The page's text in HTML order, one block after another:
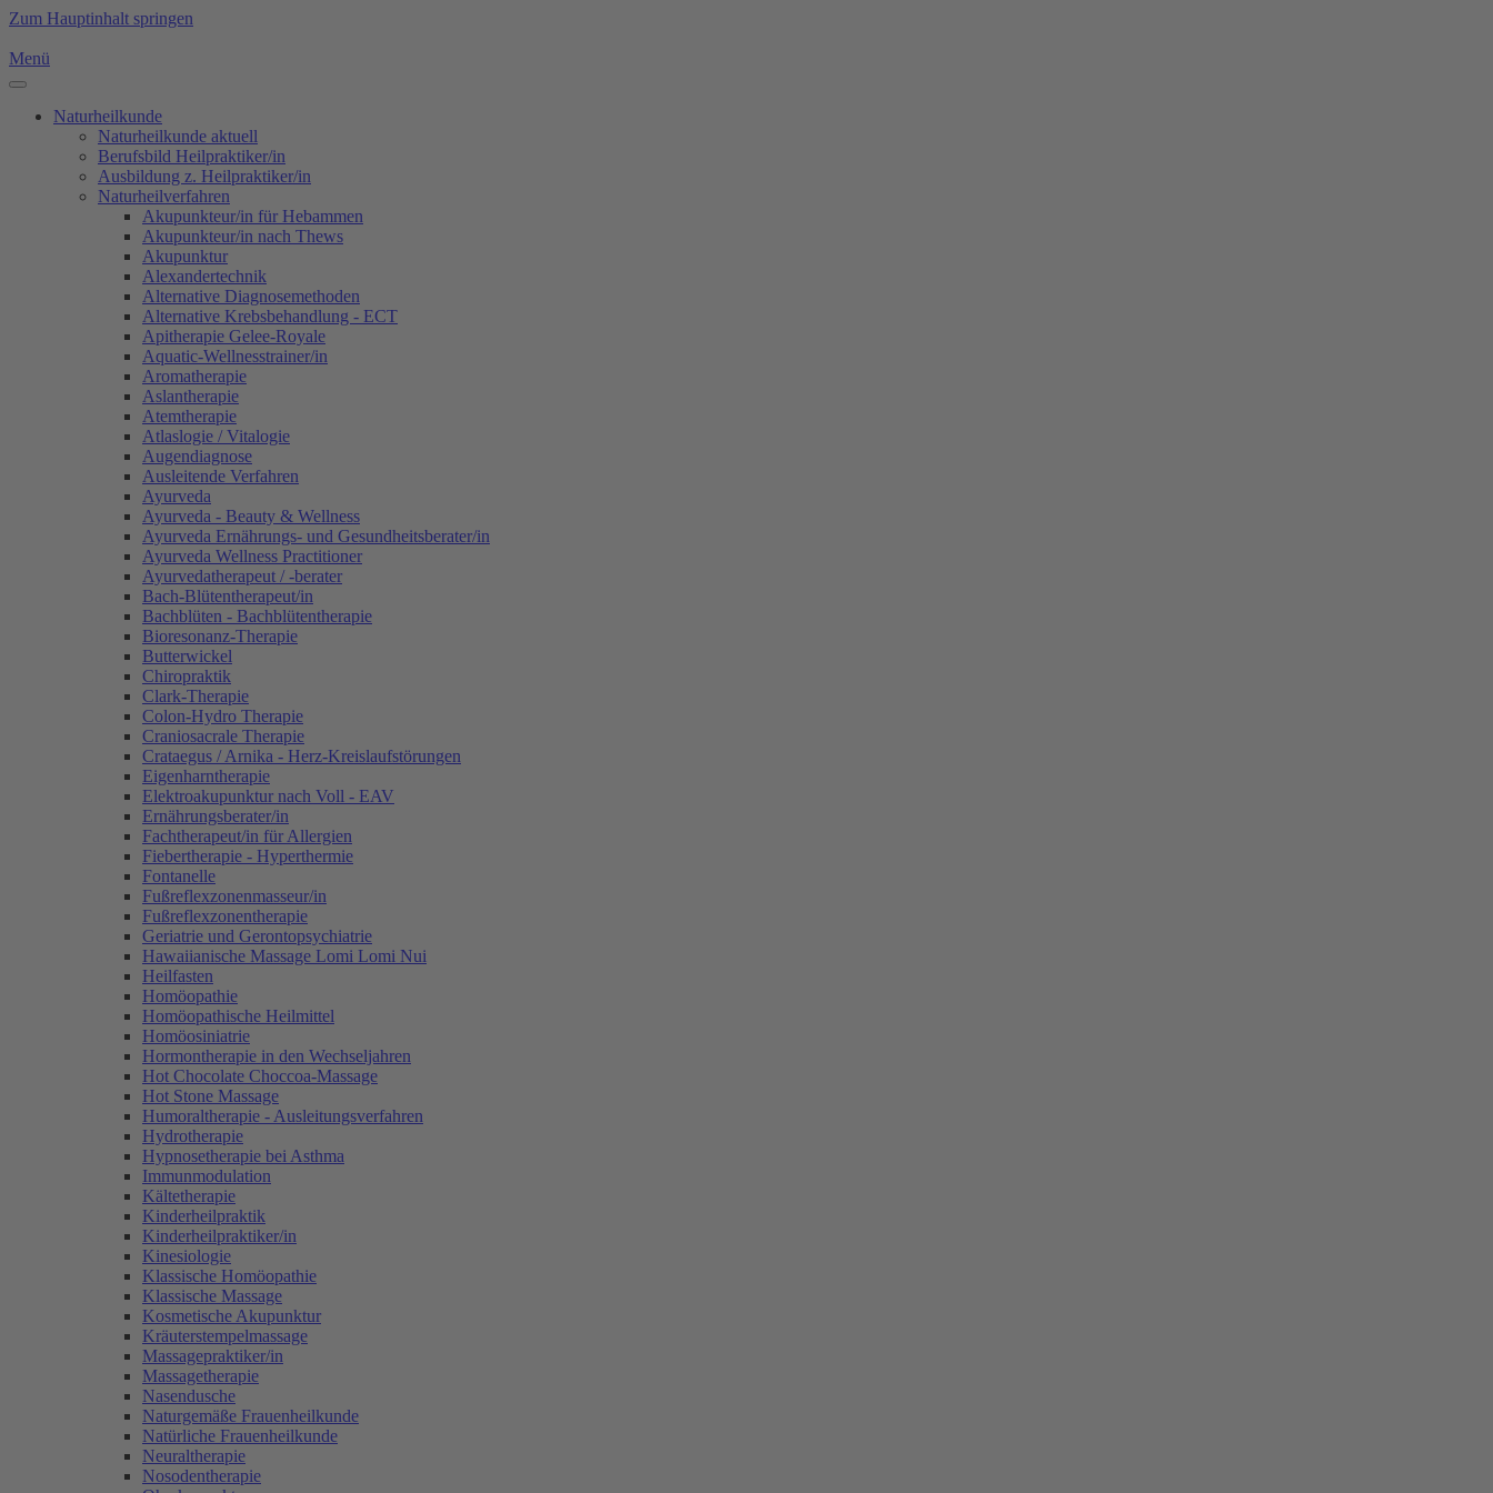
Zum Hauptinhalt springen
Menü
Naturheilkunde
Naturheilkunde aktuell
Berufsbild Heilpraktiker/in
Ausbildung z. Heilpraktiker/in
Naturheilverfahren
Akupunkteur/in für Hebammen
Akupunkteur/in nach Thews
Akupunktur
Alexandertechnik
Alternative Diagnosemethoden
Alternative Krebsbehandlung - ECT
Apitherapie Gelee-Royale
Aquatic-Wellnesstrainer/in
Aromatherapie
Aslantherapie
Atemtherapie
Atlaslogie / Vitalogie
Augendiagnose
Ausleitende Verfahren
Ayurveda
Ayurveda - Beauty & Wellness
Ayurveda Ernährungs- und Gesundheitsberater/in
Ayurveda Wellness Practitioner
Ayurvedatherapeut / -berater
Bach-Blütentherapeut/in
Bachblüten - Bachblütentherapie
Bioresonanz-Therapie
Butterwickel
Chiropraktik
Clark-Therapie
Colon-Hydro Therapie
Craniosacrale Therapie
Crataegus / Arnika - Herz-Kreislaufstörungen
Eigenharntherapie
Elektroakupunktur nach Voll - EAV
Ernährungsberater/in
Fachtherapeut/in für Allergien
Fiebertherapie - Hyperthermie
Fontanelle
Fußreflexzonenmasseur/in
Fußreflexzonentherapie
Geriatrie und Gerontopsychiatrie
Hawaiianische Massage Lomi Lomi Nui
Heilfasten
Homöopathie
Homöopathische Heilmittel
Homöosiniatrie
Hormontherapie in den Wechseljahren
Hot Chocolate Choccoa-Massage
Hot Stone Massage
Humoraltherapie - Ausleitungsverfahren
Hydrotherapie
Hypnosetherapie bei Asthma
Immunmodulation
Kältetherapie
Kinderheilpraktik
Kinderheilpraktiker/in
Kinesiologie
Klassische Homöopathie
Klassische Massage
Kosmetische Akupunktur
Kräuterstempelmassage
Massagepraktiker/in
Massagetherapie
Nasendusche
Naturgemäße Frauenheilkunde
Natürliche Frauenheilkunde
Neuraltherapie
Nosodentherapie